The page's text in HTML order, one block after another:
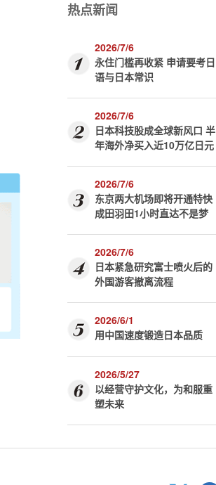
热点新闻
2026/7/6
永住门槛再收紧 申请要考日
语与日本常识
2026/7/6
日本科技股成全球新风口 半
年海外净买入近10万亿日元
2026/7/6
东京两大机场即将开通特快
成田羽田1小时直达不是梦
2026/7/6
日本紧急研究富士喷火后的
外国游客撤离流程
2026/6/1
用中国速度锻造日本品质
2026/5/27
以经营守护文化，为和服重
塑未来